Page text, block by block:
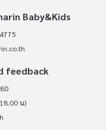
Baby&Kids
feedback
น)